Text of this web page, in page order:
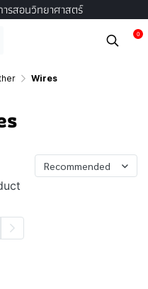
รสอนวิทยาศาสตร์
0
Wires
Recommended